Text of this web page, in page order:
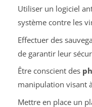
Utiliser un logiciel
système contre les
Effectuer des
de garantir leur
Être conscient des
manipulation visant
Mettre en place un